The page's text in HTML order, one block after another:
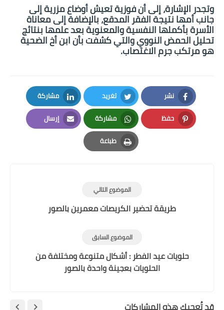
وتجدر الإشارة، إلى أن فوزية تعيش أوضاع مزرية إلى
جانب أمها نتيجة الفقر المدقع، بالإضافة إلى معاناة
الأسرة بأكملها النفسية والمعنوية بعد علمها بنتائج
تحليل الحمض النووي والتي كشفت بأن ابن أخ الضحية
هو مرتكب جرم الاغتصاب.
نشر
Facebook
تغريد
Twitter
مشاركة
LinkedIn
حفظ
Pinterest
مشاركة
Whatsapp
إرسال
Email
طباعة
Print
الموضوع التالي
طريقة تحضير الكريصات معمرين بالصور
الموضوع السابق
حلويات عيد الفطر : أشكال متنوعة ومختلفة من
الحلويات بعجينة واحدة بالصور